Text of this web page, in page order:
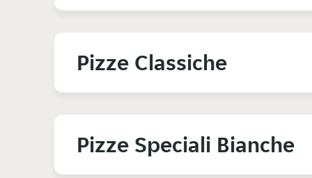
Pizze Classiche
Pizze Speciali Bianche